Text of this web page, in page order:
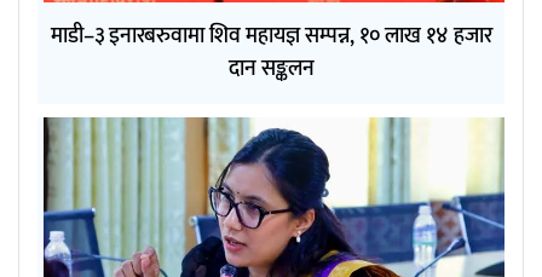
माडी–३ इनारबरुवामा शिव महायज्ञ सम्पन्न, १० लाख १४ हजार
दान सङ्कलन